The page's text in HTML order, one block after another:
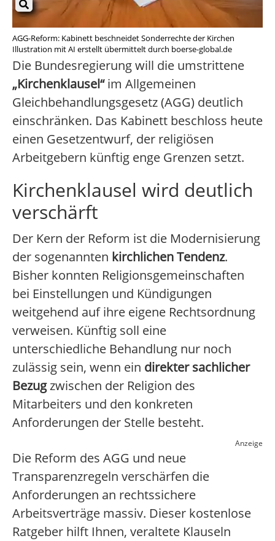
AGG-Reform: Kabinett beschneidet Sonderrechte der Kirchen
Illustration mit AI erstellt übermittelt durch boerse-global.de
Die Bundesregierung will die umstrittene
„Kirchenklausel“im Allgemeinen
Gleichbehandlungsgesetz (AGG) deutlich
einschränken. Das Kabinett beschloss heute
einen Gesetzentwurf, der religiösen
Arbeitgebern künftig enge Grenzen setzt.
Kirchenklausel wird deutlich
verschärft
Der Kern der Reform ist die Modernisierung
der sogenannten kirchlichen Tendenz.
Bisher konnten Religionsgemeinschaften
bei Einstellungen und Kündigungen
weitgehend auf ihre eigene Rechtsordnung
verweisen. Künftig soll eine
unterschiedliche Behandlung nur noch
zulässig sein, wenn ein direkter sachlicher
Bezugzwischen der Religion des
Mitarbeiters und den konkreten
Anforderungen der Stelle besteht.
Anzeige
Die Reform des AGG und neue
Transparenzregeln verschärfen die
Anforderungen an rechtssichere
Arbeitsverträge massiv. Dieser kostenlose
Ratgeber hilft Ihnen, veraltete Klauseln